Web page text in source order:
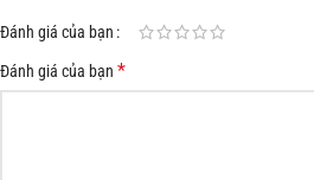
Đánh giá của bạn
Đánh giá của bạn *